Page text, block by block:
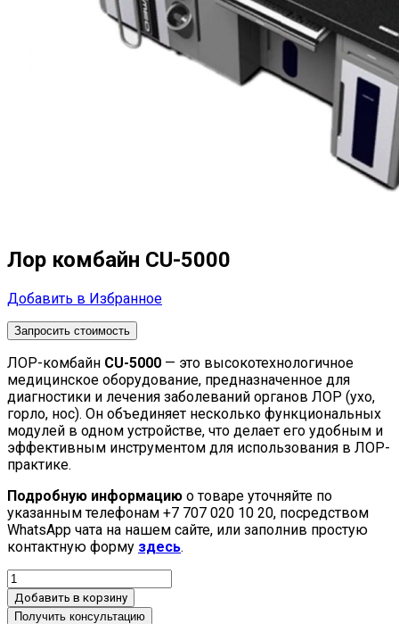
Лор комбайн CU-5000
Добавить в Избранное
Запросить стоимость
ЛОР-комбайн CU-5000 — это высокотехнологичное
медицинское оборудование, предназначенное для
диагностики и лечения заболеваний органов ЛОР (ухо,
горло, нос). Он объединяет несколько функциональных
модулей в одном устройстве, что делает его удобным и
эффективным инструментом для использования в ЛОР-
практике.
Подробную информацию о товаре уточняйте по
указанным телефонам +7 707 020 10 20, посредством
WhatsApp чата на нашем сайте, или заполнив простую
контактную форму здесь.
Добавить в корзину
Получить консультацию